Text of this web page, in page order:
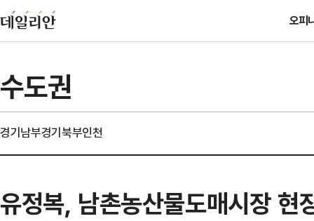
오피
수도권
경기남부경기북부인천
유정복, 남촌농산물도매시장